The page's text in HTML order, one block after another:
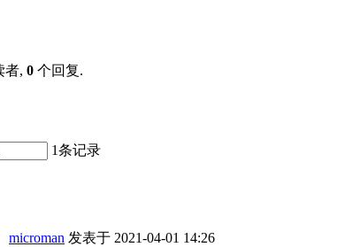
者, 0 个回复.
1条记录
microman 发表于 2021-04-01 14:26